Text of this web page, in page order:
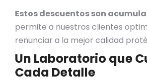
Estos descuentos son
permite a nuestros clientes
renunciar a la mejor calidad
Un Laboratorio que
Cada Detalle